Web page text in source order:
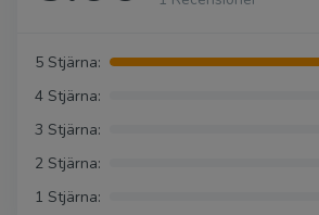
5 Stjärna:
4 Stjärna:
3 Stjärna:
2 Stjärna:
1 Stjärna: